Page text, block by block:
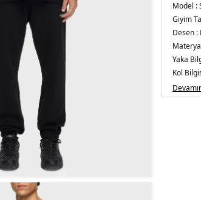
Model :
Giyim
Desen :
Yaka
Kol
Kalıp
Menşei